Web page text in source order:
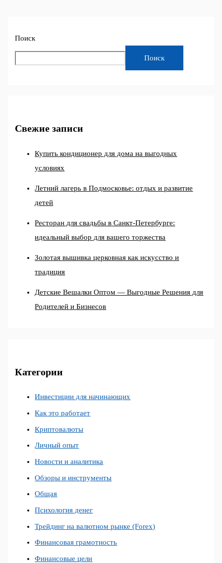
Поиск
Поиск
Свежие записи
Купить кондиционер для дома на выгодных
условиях
Летний лагерь в Подмосковье: отдых и развитие
детей
Ресторан для свадьбы в Санкт-Петербурге:
идеальный выбор для вашего торжества
Золотая вышивка церковная как искусство и
традиция
Детские Вешалки Оптом — Выгодные Решения для
Родителей и Бизнесов
Категории
Инвестиции для начинающих
Как это работает
Криптовалюты
Личный опыт
Новости и аналитика
Обзоры и инструменты
Общая
Психология денег
Трейдинг на валютном рынке (Forex)
Финансовая грамотность
Финансовые цели